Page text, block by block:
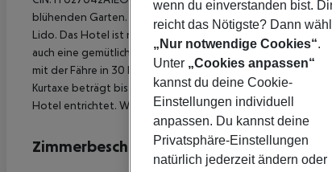
blühenden Garten. Dank seiner Lage verbindet dieses
Lido. Das Hotel ist nur zwei Fährstationen von der
auch eine gemütliche American Bar und eine schöne
mit der Fähre in 30 Minuten von Venedig-Tronchetto aus
Kurtaxe beträgt bis zu 3, 60 EUR pro Nacht und Person
Hotel entrichtet. Wir wünschen Ihnen einen angenehmen
Zimmerbeschreibung
wenn du einverstanden bist.
reicht das Nötigste? Dann
„Nur notwendige Cookies“.
Unter „Cookies anpassen“
kannst du deine Cookie-
Einstellungen individuell
anpassen. Du kannst deine
Privatsphäre-Einstellungen
natürlich jederzeit ändern oder